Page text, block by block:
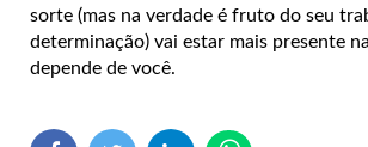
sorte (mas na verdade é fruto do seu
determinação) vai estar mais presente
depende de você.